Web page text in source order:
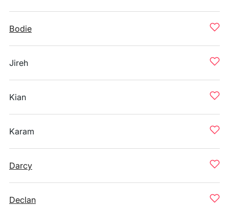
Bodie
Jireh
Kian
Karam
Darcy
Declan